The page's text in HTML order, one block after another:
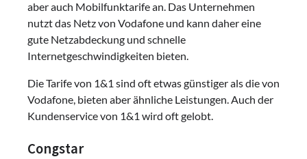
aber auch Mobilfunktarife an. Das Unternehmen
nutzt das Netz von Vodafone und kann daher eine
gute Netzabdeckung und schnelle
Internetgeschwindigkeiten bieten.
Die Tarife von 1&1 sind oft etwas günstiger als die von
Vodafone, bieten aber ähnliche Leistungen. Auch der
Kundenservice von 1&1 wird oft gelobt.
Congstar